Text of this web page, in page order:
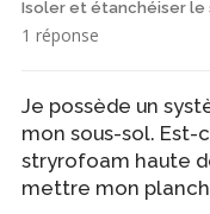
Isoler et étanchéiser
1 réponse
Je possède un
mon sous-sol.
stryrofoam haute
mettre mon